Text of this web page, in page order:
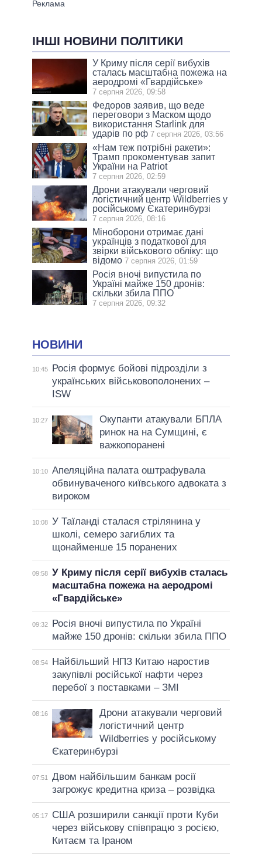
ІНШІ НОВИНИ ПОЛІТИКИ
У Криму після серії вибухів
сталась масштабна пожежа на
аеродромі «Гвардійське»
7 серпня 2026, 09:58
Федоров заявив, що веде
переговори з Маском щодо
використання Starlink для
ударів по рф 7 серпня 2026, 03:56
«Нам теж потрібні ракети»:
Трамп прокоментував запит
України на Patriot
7 серпня 2026, 02:59
Дрони атакували черговий
логістичний центр Wildberries у
російському Єкатеринбурзі
7 серпня 2026, 08:16
Міноборони отримає дані
українців з податкової для
звірки військового обліку: що
відомо 7 серпня 2026, 01:59
Росія вночі випустила по
Україні майже 150 дронів:
скільки збила ППО
7 серпня 2026, 09:32
НОВИНИ
10:45
Росія формує бойові підрозділи з
українських військовополонених –
ISW
10:27
Окупанти атакували БПЛА
ринок на на Сумщині, є
важкопоранені
10:10 Апеляційна палата оштрафувала
обвинуваченого київського адвоката з
вироком
10:08 У Таїланді сталася стрілянина у
школі, семеро загиблих та
щонайменше 15 поранених
09:58 У Криму після серії вибухів сталась
масштабна пожежа на аеродромі
«Гвардійське»
09:32
Росія вночі випустила по Україні
майже 150 дронів: скільки збила ППО
08:54
Найбільший НПЗ Китаю наростив
закупівлі російської нафти через
перебої з поставками – ЗМІ
08:16
Дрони атакували черговий
логістичний центр
Wildberries у російському
Єкатеринбурзі
07:51 Двом найбільшим банкам росії
загрожує кредитна криза – розвідка
05:17
США розширили санкції проти Куби
через військову співпрацю з росією,
Китаєм та Іраном